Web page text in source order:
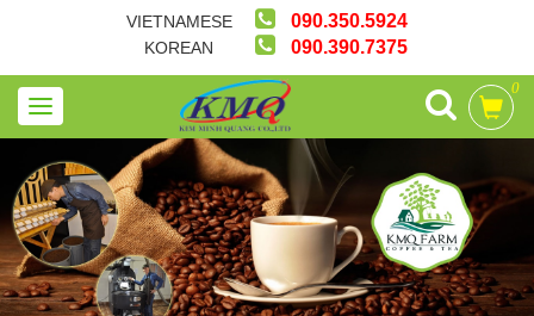
VIETNAMESE 090.350.5924
KOREAN 090.390.7375
0